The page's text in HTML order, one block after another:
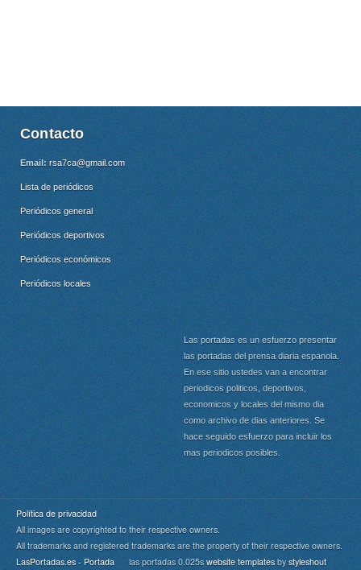
Contacto
Email: rsa7ca@gmail.com
Lista de periódicos
Periódicos general
Periódicos deportivos
Periódicos económicos
Periódicos locales
Las portadas es un esfuerzo presentar
las portadas del prensa diaria espanola.
En ese sitio ustedes van a encontrar
periodicos politicos, deportivos,
economicos y locales del mismo dia
como archivo de dias anteriores. Se
hace seguido esfuerzo para incluir los
mas periodicos posibles.
Política de privacidad
All images are copyrighted to their respective owners.
All trademarks and registered trademarks are the property of their respective owners.
LasPortadas.es - Portada las portadas 0.025s website templates by styleshout